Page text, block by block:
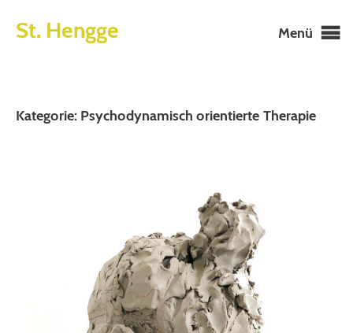
St. Hengge Menü
Kategorie: Psychodynamisch orientierte Therapie